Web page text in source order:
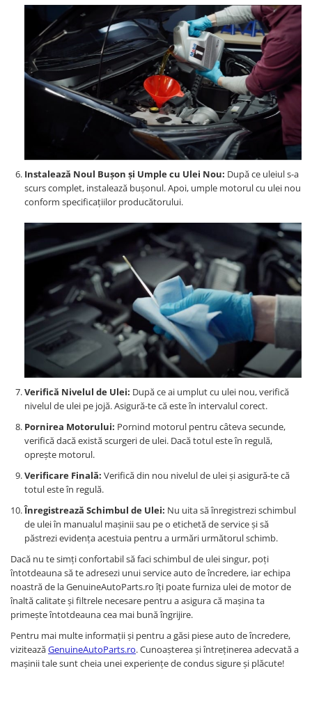
Instalează Noul Bușon și Umple cu Ulei Nou: După ce uleiul s-a
scurs complet, instalează bușonul. Apoi, umple motorul cu ulei nou
conform specificațiilor producătorului.
Verifică Nivelul de Ulei: După ce ai umplut cu ulei nou, verifică
nivelul de ulei pe jojă. Asigură-te că este în intervalul corect.
Pornirea Motorului: Pornind motorul pentru câteva secunde,
verifică dacă există scurgeri de ulei. Dacă totul este în regulă,
oprește motorul.
Verificare Finală: Verifică din nou nivelul de ulei și asigură-te că
totul este în regulă.
Înregistrează Schimbul de Ulei: Nu uita să înregistrezi schimbul
de ulei în manualul mașinii sau pe o etichetă de service și să
păstrezi evidența acestuia pentru a urmări următorul schimb.
Dacă nu te simți confortabil să faci schimbul de ulei singur, poți
întotdeauna să te adresezi unui service auto de încredere, iar echipa
noastră de la GenuineAutoParts.ro îți poate furniza ulei de motor de
înaltă calitate și filtrele necesare pentru a asigura că mașina ta
primește întotdeauna cea mai bună îngrijire.
Pentru mai multe informații și pentru a găsi piese auto de încredere,
viziteazăGenuineAutoParts.ro. Cunoașterea și întreținerea adecvată a
mașinii tale sunt cheia unei experiențe de condus sigure și plăcute!